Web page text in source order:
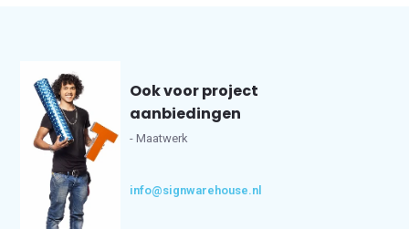
Ook voor project
aanbiedingen
- Maatwerk
info@signwarehouse.nl